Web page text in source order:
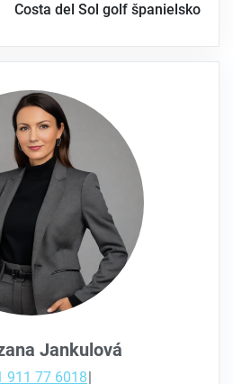
Costa del Sol golf španielsko
Jankulová
911 77 6018